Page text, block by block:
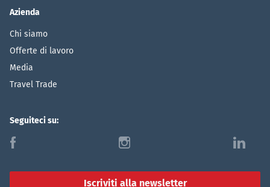
Azienda
Chi siamo
Offerte di lavoro
Media
Travel Trade
Seguiteci su:
f i l
Iscriviti alla newsletter